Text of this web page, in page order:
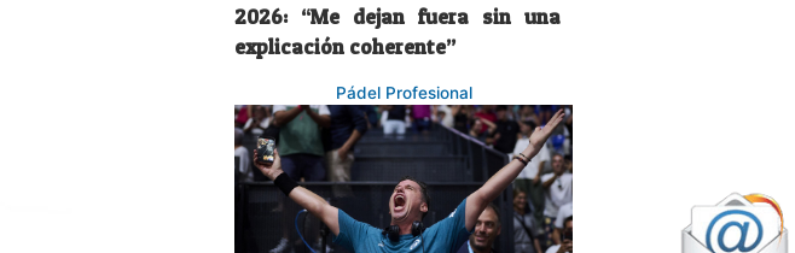
2026: “Me dejan fuera sin una
explicación coherente”
Pádel Profesional